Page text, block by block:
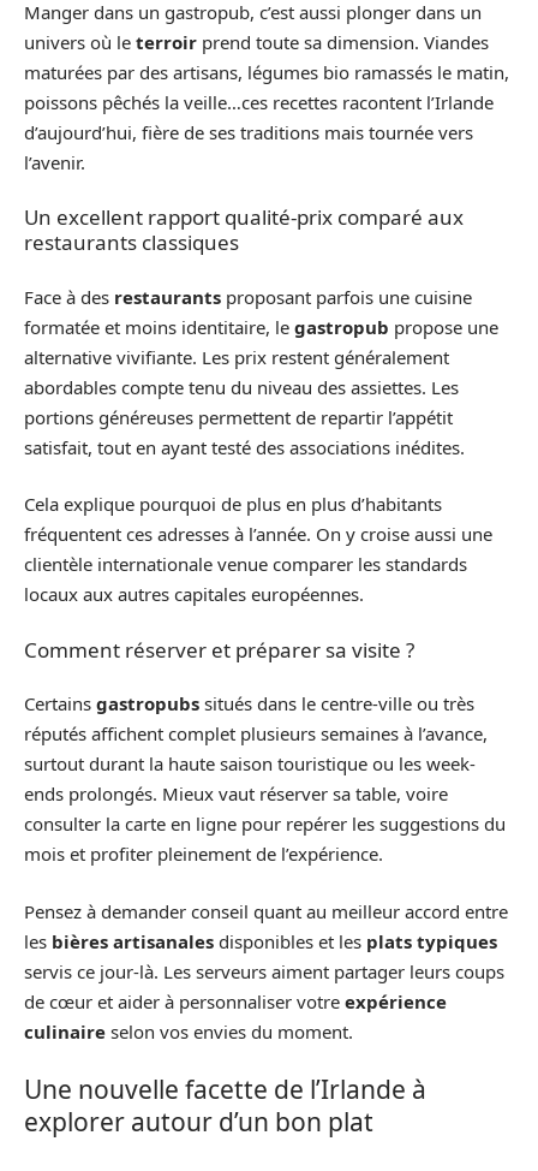
Manger dans un gastropub, c’est aussi plonger dans un
univers où le terroir prend toute sa dimension. Viandes
maturées par des artisans, légumes bio ramassés le matin,
poissons pêchés la veille…ces recettes racontent l’Irlande
d’aujourd’hui, fière de ses traditions mais tournée vers
l’avenir.
Un excellent rapport qualité-prix comparé aux
restaurants classiques
Face à des restaurants proposant parfois une cuisine
formatée et moins identitaire, le gastropub propose une
alternative vivifiante. Les prix restent généralement
abordables compte tenu du niveau des assiettes. Les
portions généreuses permettent de repartir l’appétit
satisfait, tout en ayant testé des associations inédites.
Cela explique pourquoi de plus en plus d’habitants
fréquentent ces adresses à l’année. On y croise aussi une
clientèle internationale venue comparer les standards
locaux aux autres capitales européennes.
Comment réserver et préparer sa visite ?
Certains gastropubs situés dans le centre-ville ou très
réputés affichent complet plusieurs semaines à l’avance,
surtout durant la haute saison touristique ou les week-
ends prolongés. Mieux vaut réserver sa table, voire
consulter la carte en ligne pour repérer les suggestions du
mois et profiter pleinement de l’expérience.
Pensez à demander conseil quant au meilleur accord entre
les bières artisanales disponibles et les plats typiques
servis ce jour-là. Les serveurs aiment partager leurs coups
de cœur et aider à personnaliser votre expérience
culinaire selon vos envies du moment.
Une nouvelle facette de l’Irlande à
explorer autour d’un bon plat